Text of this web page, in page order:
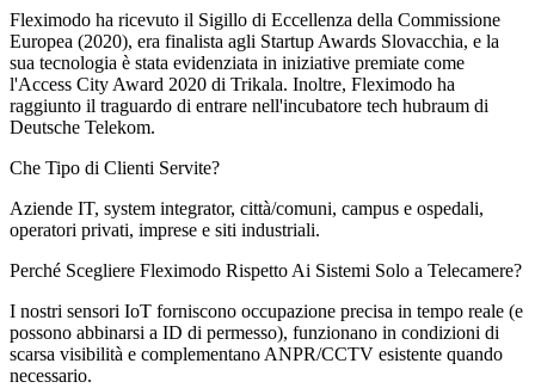
Fleximodo ha ricevuto il Sigillo di Eccellenza della Commissione
Europea (2020), era finalista agli Startup Awards Slovacchia, e la
sua tecnologia è stata evidenziata in iniziative premiate come
l'Access City Award 2020 di Trikala. Inoltre, Fleximodo ha
raggiunto il traguardo di entrare nell'incubatore tech hubraum di
Deutsche Telekom.
Che Tipo di Clienti Servite?
Aziende IT, system integrator, città/comuni, campus e ospedali,
operatori privati, imprese e siti industriali.
Perché Scegliere Fleximodo Rispetto Ai Sistemi Solo a Telecamere?
I nostri sensori IoT forniscono occupazione precisa in tempo reale (e
possono abbinarsi a ID di permesso), funzionano in condizioni di
scarsa visibilità e complementano ANPR/CCTV esistente quando
necessario.